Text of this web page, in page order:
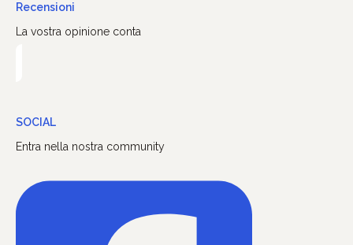
Recensioni
La vostra opinione conta
SOCIAL
Entra nella nostra community